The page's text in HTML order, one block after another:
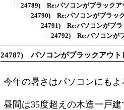
24789) Re:パソコンがブラックア
24790) Re:パソコンがブラッ
24791) Re:パソコンがブラ
24792) Re:パソコンが
24787) パソコンがブラックアウト
今年の暑さはパソコンにも
昼間は35度超えの木造一戸